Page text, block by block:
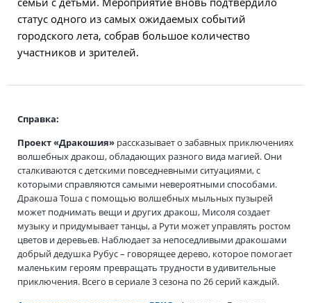
статус одного из самых ожидаемых событий
городского лета, собрав большое количество
участников и зрителей.
Справка:
Проект «Дракошия» рассказывает о забавных приключениях
волшебных дракош, обладающих разного вида магией. Они
сталкиваются с детскими повседневными ситуациями, с
которыми справляются самыми невероятными способами.
Дракоша Тоша с помощью волшебных мыльных пузырей
может поднимать вещи и других дракош, Мисоля создает
музыку и придумывает танцы, а Рути может управлять ростом
цветов и деревьев. Наблюдает за непоседливыми дракошами
добрый дедушка Рубус – говорящее дерево, которое помогает
маленьким героям превращать трудности в удивительные
приключения. Всего в сериале 3 сезона по 26 серий каждый.